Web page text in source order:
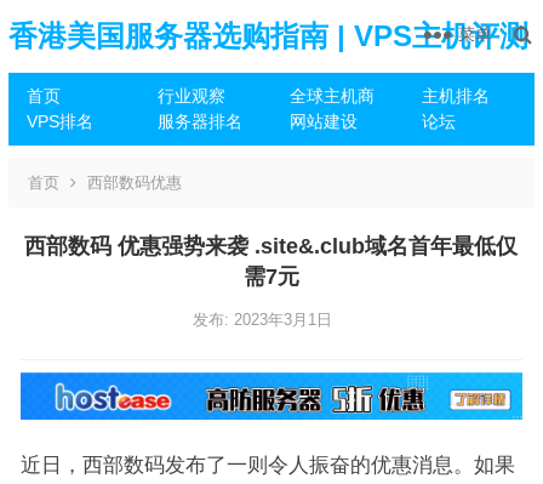
香港美国服务器选购指南 | VPS主机评测
推荐
首页 行业观察 全球主机商
主机排名
VPS排名
服务器排名 网站建设 论坛
菜单
首页 西部数码优惠
西部数码 优惠强势来袭 .site&.club域名首年最低仅
需7元
发布: 2023年3月1日
近日，西部数码发布了一则令人振奋的优惠消息。如果